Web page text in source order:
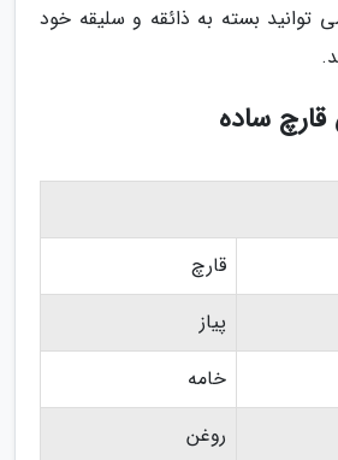
توانید بسته به ذائقه و سلیقه خود
قارچ
پیاز
خامه
روغن